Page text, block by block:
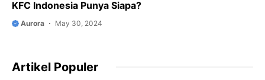
KFC Indonesia Punya Siapa?
Aurora May 30, 2024
Artikel Populer